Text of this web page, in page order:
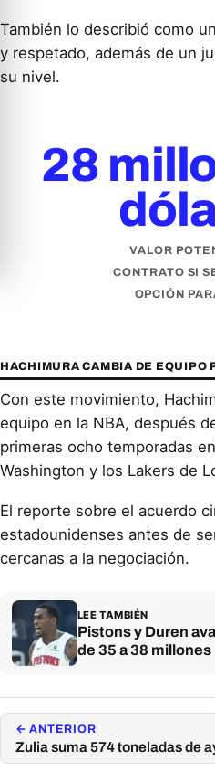
También lo describió como
y respetado, además de un
su nivel.
28
VALOR
CONTRATO SI
OPCIÓN
HACHIMURA CAMBIA DE EQUIPO
Con este movimiento,
equipo en la NBA, después
primeras ocho temporadas
Washington y los Lakers de
El reporte sobre el acuerdo
estadounidenses antes de
cercanas a la negociación.
LEE TAMBIÉN
Pistons y Duren
de 35 a 38 millones
← ANTERIOR
Zulia suma 574 toneladas de